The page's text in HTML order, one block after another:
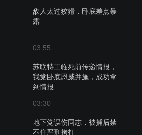
敌人太过狡猾，卧底差点暴
露
03:55
苏联特工临死前传递情报，
我党卧底恩威并施，成功拿
到情报
03:30
地下党误伤同志，被捕后禁
不住严刑拷打